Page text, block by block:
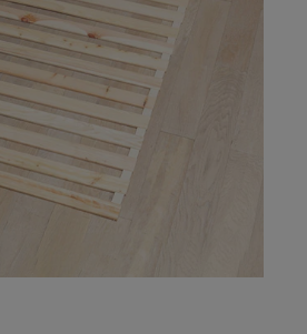
い
購入手続きへ